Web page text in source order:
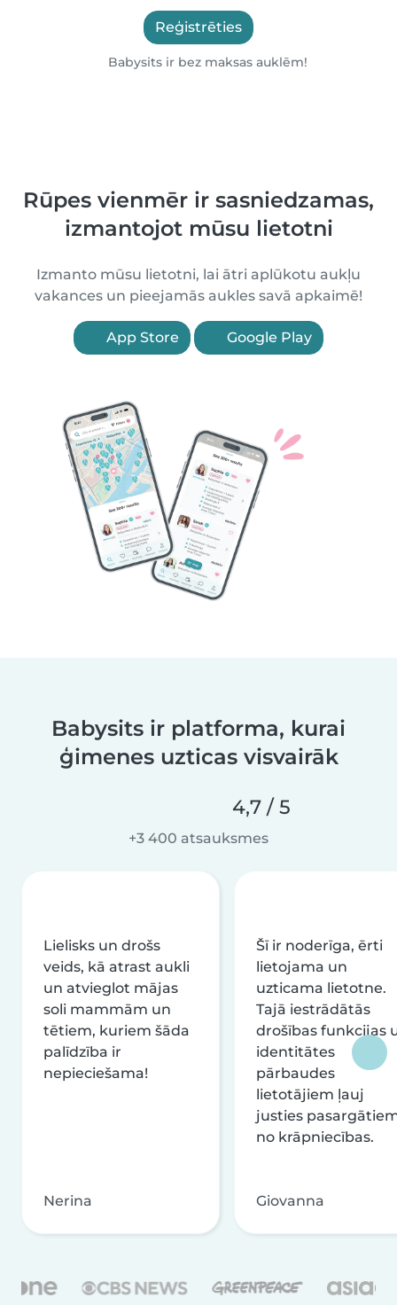
Reģistrēties
Babysits ir bez maksas auklēm!
Rūpes vienmēr ir sasniedzamas,
izmantojot mūsu lietotni
Izmanto mūsu lietotni, lai ātri aplūkotu aukļu
vakances un pieejamās aukles savā apkaimē!
App Store Google Play
Babysits ir platforma, kurai
ģimenes uzticas visvairāk
4,7 / 5
+3 400 atsauksmes
Lielisks un drošs
veids, kā atrast aukli
un atvieglot mājas
soli mammām un
tētiem, kuriem šāda
palīdzība ir
nepieciešama!
Nerina
Šī ir noderīga, ērti
lietojama un
uzticama lietotne.
Tajā iestrādātās
drošības funkcijas
identitātes
pārbaudes
lietotājiem ļauj
justies
no krāpniecības.
Giovanna